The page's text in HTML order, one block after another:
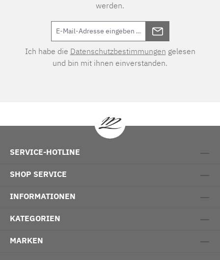
werden.
Ich habe die Datenschutzbestimmungen gelesen
und bin mit ihnen einverstanden.
SERVICE-HOTLINE
SHOP SERVICE
INFORMATIONEN
KATEGORIEN
MARKEN